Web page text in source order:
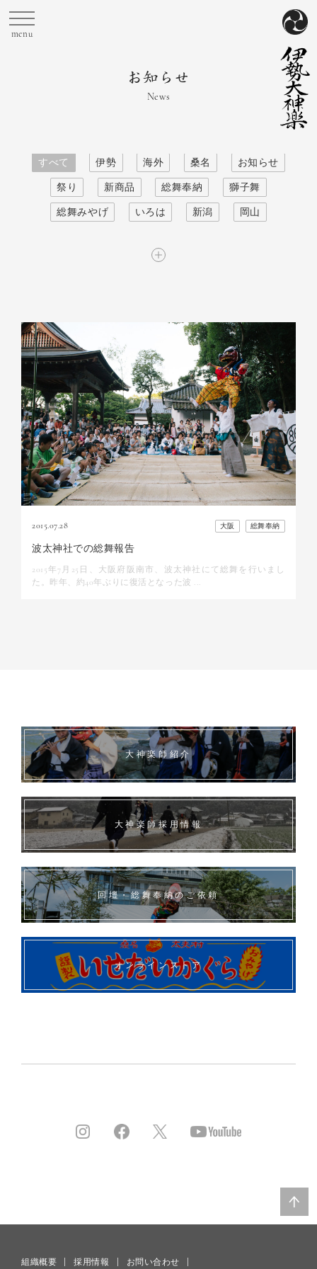
News
すべて 伊勢 海外 桑名 お知らせ
祭り 新商品 総舞奉納 獅子舞
総舞みやげ いろは 新潟 岡山
和歌山
九州 YouTube 伊勢神宮
旅する獅子 滋賀 菊太夫 京都
福井 三重 NHK
2015.07.28 大阪 総舞奉納
波太神社での総舞報告
2015年7月25日、大阪府阪南市、波太神社にて総舞を行いまし
た。昨年、約40年ぶりに復活となった波 ...
大神楽師紹介
大神楽師採用情報
回壇・総舞奉納のご依頼
オンラインストア
組織概要 採用情報 お問い合わせ